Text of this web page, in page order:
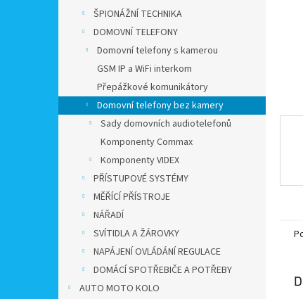
ŠPIONÁŽNÍ TECHNIKA
DOMOVNÍ TELEFONY
Domovní telefony s kamerou
GSM IP a WiFi interkom
Přepážkové komunikátory
Domovní telefony bez kamery
Sady domovních audiotelefonů
Komponenty Commax
Komponenty VIDEX
PŘÍSTUPOVÉ SYSTÉMY
MĚŘÍCÍ PŘÍSTROJE
NÁŘADÍ
SVÍTIDLA A ŽÁROVKY
NAPÁJENÍ OVLÁDÁNÍ REGULACE
DOMÁCÍ SPOTŘEBIČE A POTŘEBY
AUTO MOTO KOLO